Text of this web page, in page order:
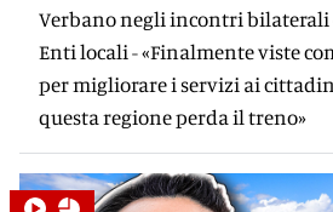
Verbano negli incontri
Enti locali - «Finalmente viste
per migliorare i servizi ai
questa regione perda il treno»